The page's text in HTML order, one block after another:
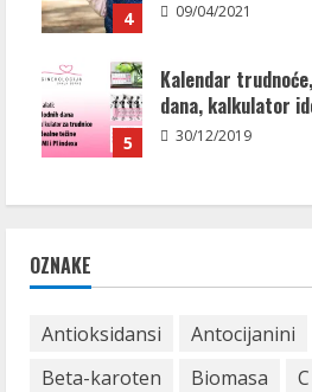
4 09/04/2021
5
Kalendar
dana, kalkulator
30/12/2019
OZNAKE
Antioksidansi Antocijanini
Beta-karoten
Biomasa